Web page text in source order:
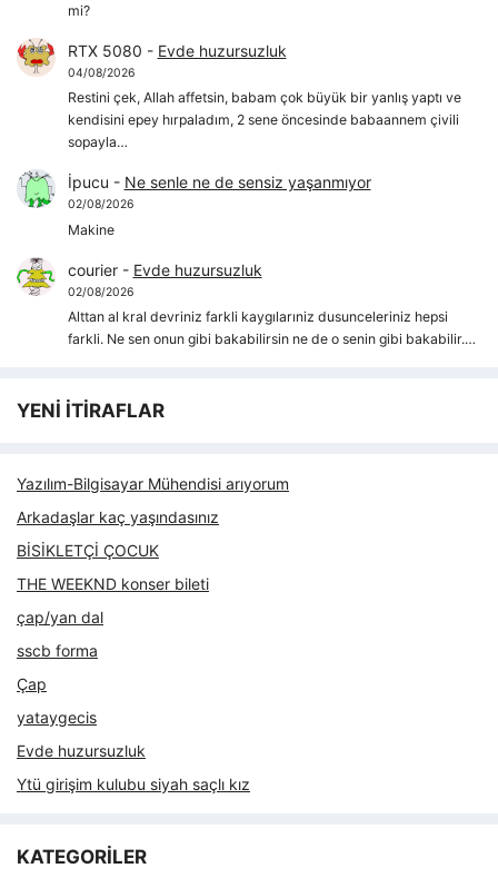
mi?
RTX 5080 - Evde huzursuzluk
04/08/2026
Restini çek, Allah affetsin, babam çok büyük bir yanlış yaptı ve
kendisini epey hırpaladım, 2 sene öncesinde babaannem çivili
sopayla…
İpucu - Ne senle ne de sensiz yaşanmıyor
02/08/2026
Makine
courier- Evde huzursuzluk
02/08/2026
Alttan al kral devriniz farkli kaygılarıniz dusunceleriniz hepsi
farkli. Ne sen onun gibi bakabilirsin ne de o senin gibi bakabilir.…
YENİ İTİRAFLAR
Yazılım-Bilgisayar Mühendisi arıyorum
Arkadaşlar kaç yaşındasınız
BİSİKLETÇİ ÇOCUK
THE WEEKND konser bileti
çap/yan dal
sscb forma
Çap
yataygecis
Evde huzursuzluk
Ytü girişim kulubu siyah saçlı kız
KATEGORİLER